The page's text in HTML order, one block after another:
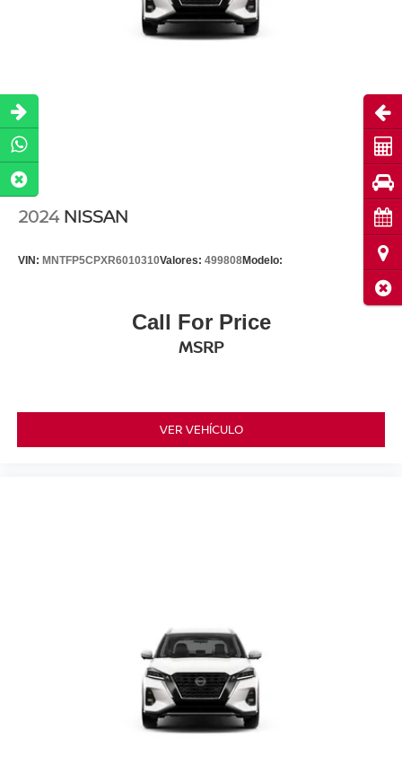
2024 NISSAN
VIN: MNTFP5CPXR6010310Valores: 499808Modelo:
Call For Price
MSRP
VER VEHÍCULO